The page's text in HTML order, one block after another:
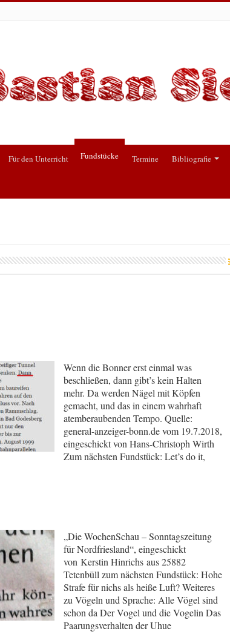
Für den Unterricht Fundstücke Termine Bibliografie
Wenn die Bonner erst einmal was
beschließen, dann gibt’s kein Halten
mehr. Da werden Nägel mit Köpfen
gemacht, und das in einem wahrhaft
atemberaubenden Tempo. Quelle:
general-anzeiger-bonn.de vom 19.7.2018,
eingeschickt von Hans-Christoph Wirth
Zum nächsten Fundstück: Let’s do it,
„Die WochenSchau – Sonntagszeitung
für Nordfriesland“, eingeschickt
von Kerstin Hinrichs aus 25882
Tetenbüll zum nächsten Fundstück: Hohe
Strafe für nichs als heiße Luft? Weiteres
zu Vögeln und Sprache: Alle Vögel sind
schon da Der Vogel und die Vogelin Das
Paarungsverhalten der Uhue